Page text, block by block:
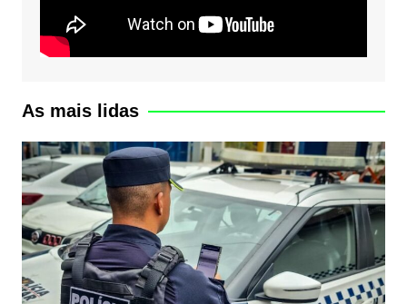
As mais lidas